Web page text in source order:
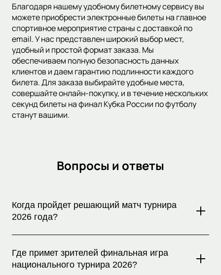
Благодаря нашему удобному билетному сервису вы
можете приобрести электронные билеты на главное
спортивное мероприятие страны с доставкой по
email. У нас представлен широкий выбор мест,
удобный и простой формат заказа. Мы
обеспечиваем полную безопасность данных
клиентов и даем гарантию подлинности каждого
билета. Для заказа выбирайте удобные места,
совершайте онлайн-покупку, и в течение нескольких
секунд билеты на финал Кубка России по футболу
станут вашими.
Вопросы и ответы
Когда пройдет решающий матч турнира
2026 года?
Москве и станет главным событием сезона, где
определится обладатель престижного национального
трофея.
Где примет зрителей финальная игра
национального турнира 2026?